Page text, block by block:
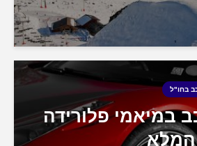
בחו"ל
במיאמי פלורידה
המלא